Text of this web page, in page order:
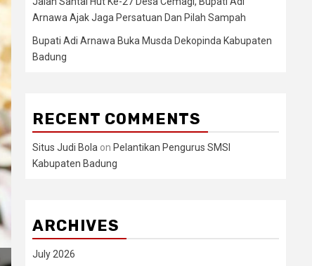
Arnawa Ajak Jaga Persatuan Dan Pilah Sampah
Bupati Adi Arnawa Buka Musda Dekopinda Kabupaten
Badung
RECENT COMMENTS
Situs Judi Bola on Pelantikan Pengurus SMSI
Kabupaten Badung
ARCHIVES
July 2026